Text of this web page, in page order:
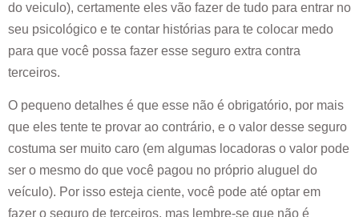
do veiculo), certamente eles vão fazer de tudo para entrar no
seu psicológico e te contar histórias para te colocar medo
para que você possa fazer esse seguro extra contra
terceiros.
O pequeno detalhes é que esse não é obrigatório, por mais
que eles tente te provar ao contrário, e o valor desse seguro
costuma ser muito caro (em algumas locadoras o valor pode
ser o mesmo do que você pagou no próprio aluguel do
veículo). Por isso esteja ciente, você pode até optar em
fazer o seguro de terceiros, mas lembre-se que não é